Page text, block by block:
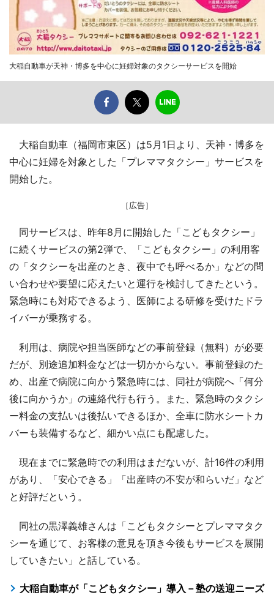
大稲自動車が天神・博多を中心に妊婦対象のタクシーサービスを開始
大稲自動車（福岡市東区）は5月1日より、天神・博多を
中心に妊婦を対象とした「プレママタクシー」サービスを
開始した。
［広告］
同サービスは、昨年8月に開始した「こどもタクシー」
に続くサービスの第2弾で、「こどもタクシー」の利用客
の「タクシーを出産のとき、夜中でも呼べるか」などの問
い合わせや要望に応えたいと運行を検討してきたという。
緊急時にも対応できるよう、医師による研修を受けたドラ
イバーが乗務する。
利用は、病院や担当医師などの事前登録（無料）が必要
だが、別途追加料金などは一切かからない。事前登録のた
め、出産で病院に向かう緊急時には、同社が病院へ「何分
後に向かうか」の連絡代行も行う。また、緊急時のタクシ
ー料金の支払いは後払いできるほか、全車に防水シートカ
バーも装備するなど、細かい点にも配慮した。
現在までに緊急時での利用はまだないが、計16件の利用
があり、「安心できる」「出産時の不安が和らいだ」など
と好評だという。
同社の黒澤義雄さんは「こどもタクシーとプレママタク
シーを通じて、お客様の意見を頂き今後もサービスを展開
していきたい」と話している。
大稲自動車が「こどもタクシー」導入－塾の送迎ニーズ